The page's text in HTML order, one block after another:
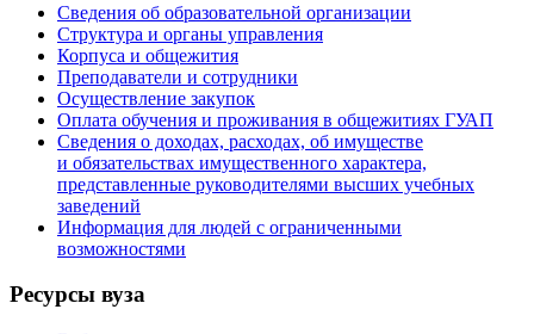
Сведения об образовательной организации
Структура и органы управления
Корпуса и общежития
Преподаватели и сотрудники
Осуществление закупок
Оплата обучения и проживания в общежитиях ГУАП
Сведения о доходах, расходах, об имуществе
и обязательствах имущественного характера,
представленные руководителями высших учебных
заведений
Информация для людей с ограниченными
возможностями
Ресурсы вуза